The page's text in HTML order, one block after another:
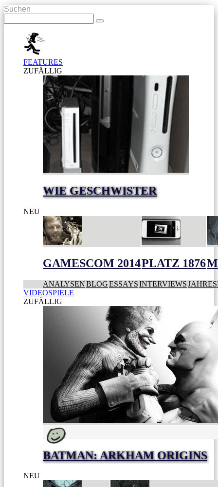
Suchen
FEATURES
ZUFÄLLIG
WIE GESCHWISTER
NEU
GAMESCOM 2014PLATZ 1876
ANALYSENBLOGESSAYSINTERVIEWS
VIDEOSPIELE
ZUFÄLLIG
BATMAN: ARKHAM ORIGINS
NEU